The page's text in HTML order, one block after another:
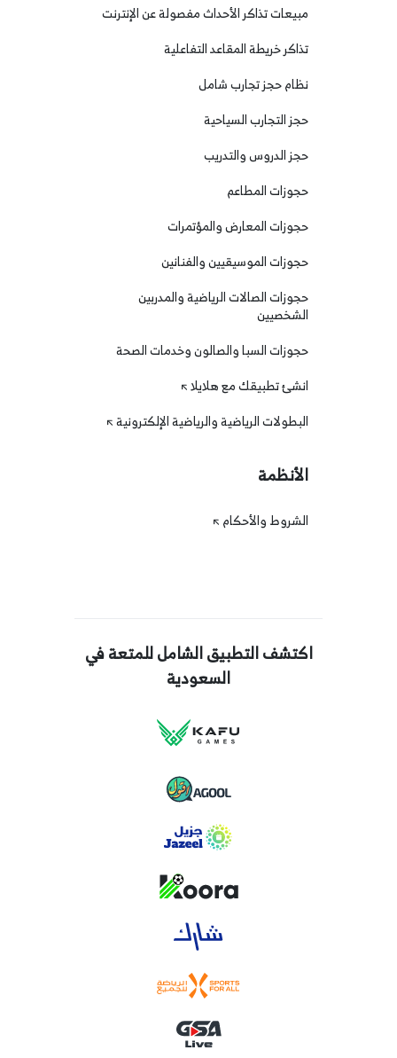
مبيعات تذاكر الأحداث مفصولة عن الإنترنت
تذاكر خريطة المقاعد التفاعلية
نظام حجز تجارب شامل
حجز التجارب السياحية
حجز الدروس والتدريب
حجوزات المطاعم
حجوزات المعارض والمؤتمرات
حجوزات الموسيقيين والفنانين
حجوزات الصالات الرياضية والمدربين
الشخصيين
حجوزات السبا والصالون وخدمات الصحة
انشئ تطبيقك مع هلايلا
البطولات الرياضية والرياضية الإلكترونية
الأنظمة
الشروط والأحكام
اكتشف التطبيق الشامل للمتعة في
السعودية